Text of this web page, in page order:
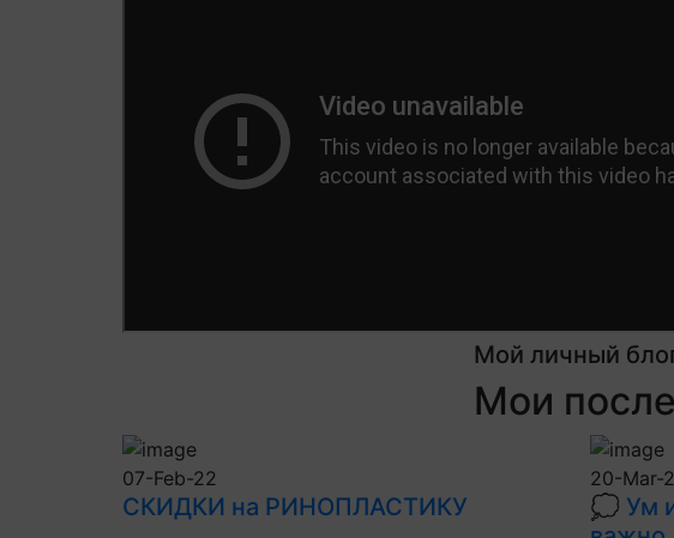
Мой личный
Мои
07-Feb-22
СКИДКИ на РИНОПЛАСТИКУ
20-Mar-
💭 Ум